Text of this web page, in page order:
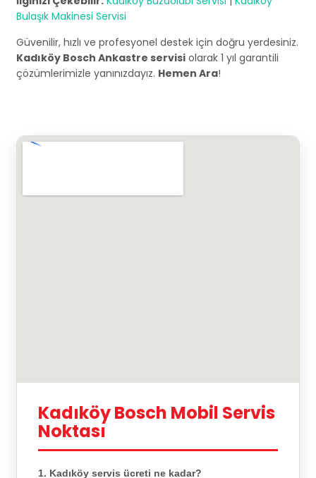
Bulaşık Makinesi Servisi
Güvenilir, hızlı ve profesyonel destek için doğru yerdesiniz.
Kadıköy Bosch Ankastre servisi olarak 1 yıl garantili
çözümlerimizle yanınızdayız. Hemen Ara!
Kadıköy Bosch Mobil Servis
Noktası
1. Kadıköy servis ücreti ne kadar?